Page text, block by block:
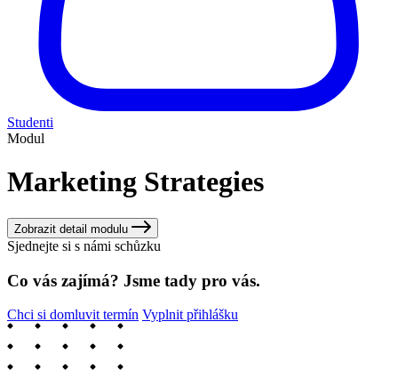
Studenti
Modul
Marketing Strategies
Zobrazit detail modulu
Sjednejte si s námi schůzku
Co vás zajímá? Jsme tady pro vás.
Chci si domluvit termín Vyplnit přihlášku